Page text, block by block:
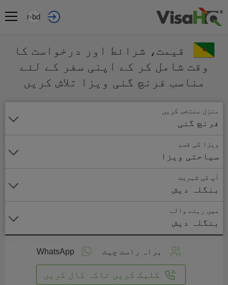
ur-bd
قیمت، شرائط اور درخواست کا
وقت شامل کر کے اپنی سفر کے لئے
مناسب فرنچ گنی ویزا تلاش کریں
منزل منتخب کریں
فرنچ گنی
ویزا کی قسم
سیاحتی ویزا
آپ کی شہریت
بنگلہ دیش
میں رہنے والے
بنگلہ دیش
براہ راست چیٹ WhatsApp
کلیک کریں تاکہ کال کریں